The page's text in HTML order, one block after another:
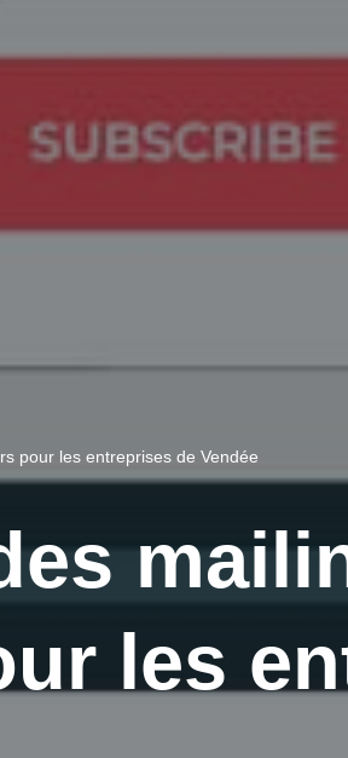
pour les entreprises de Vendée
les